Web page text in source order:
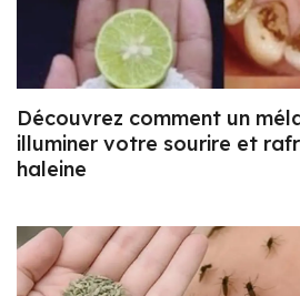
Découvrez comment un
illuminer votre sourire et
haleine